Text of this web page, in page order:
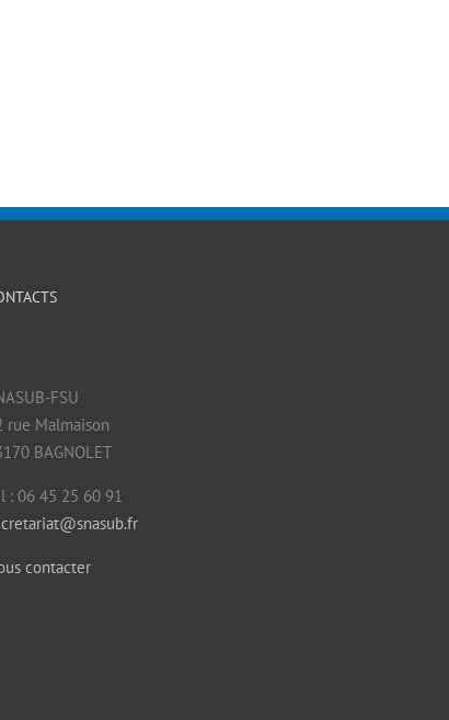
FSU
rue Malmaison
BAGNOLET
: 06 45 25 60 91
contacter